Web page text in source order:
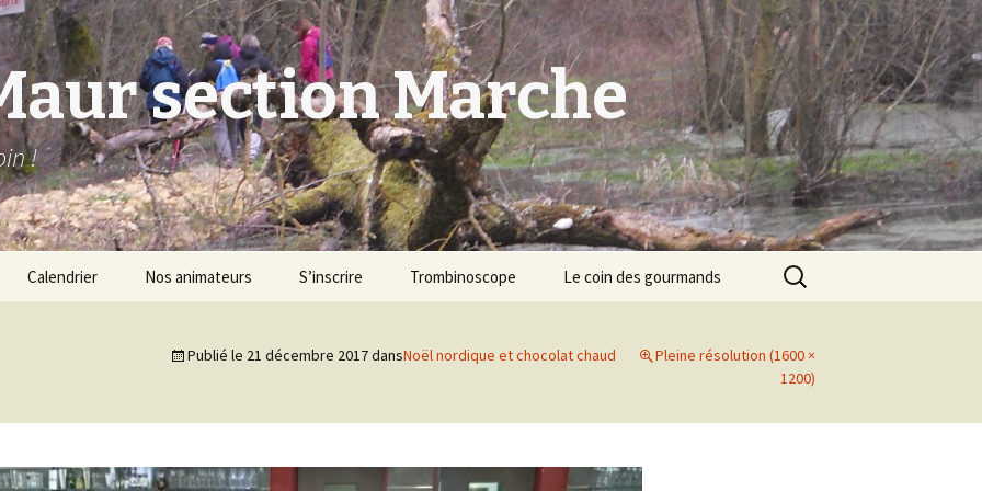
section Marche
!
Calendrier Nos animateurs S’inscrire Trombinoscope Le coin des gourmands
Rechercher :
Publié le 21 décembre 2017dansNoël nordique et chocolat chaud
Pleine résolution (1600 ×
1200)